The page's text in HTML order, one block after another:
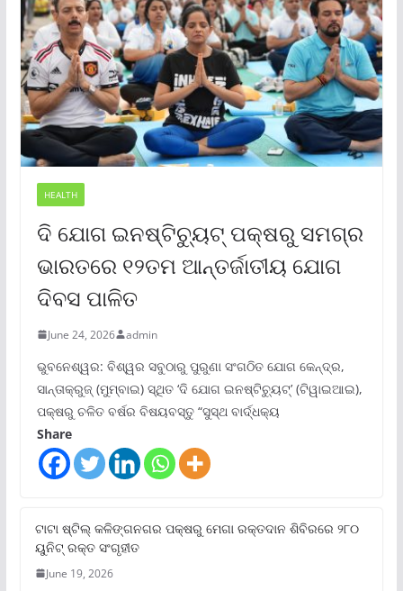
HEALTH
ଦି ଯୋଗ ଇନଷ୍ଟିଚ୍ୟୁଟ୍ ପକ୍ଷରୁ ସମଗ୍ର
ଭାରତରେ ୧୨ତମ ଆନ୍ତର୍ଜାତୀୟ ଯୋଗ
ଦିବସ ପାଳିତ
June 24, 2026 admin
ଭୁବନେଶ୍ୱର: ବିଶ୍ୱର ସବୁଠାରୁ ପୁରୁଣା ସଂଗଠିତ ଯୋଗ କେନ୍ଦ୍ର,
ସାନ୍ତାକ୍ରୁଜ୍ (ମୁମ୍ବାଇ) ସ୍ଥିତ ‘ଦି ଯୋଗ ଇନଷ୍ଟିଚ୍ୟୁଟ୍‌’ (ଟିୱାଇଆଇ),
ପକ୍ଷରୁ ଚଳିତ ବର୍ଷର ବିଷୟବସ୍ତୁ “ସୁସ୍ଥ ବାର୍ଦ୍ଧକ୍ୟ
Share
ଟାଟା ଷ୍ଟିଲ୍‌ କଳିଙ୍ଗନଗର ପକ୍ଷରୁ ମେଗା ରକ୍ତଦାନ ଶିବିରରେ ୨୮୦
ୟୁନିଟ୍‌ ରକ୍ତ ସଂଗୃହୀତ
June 19, 2026